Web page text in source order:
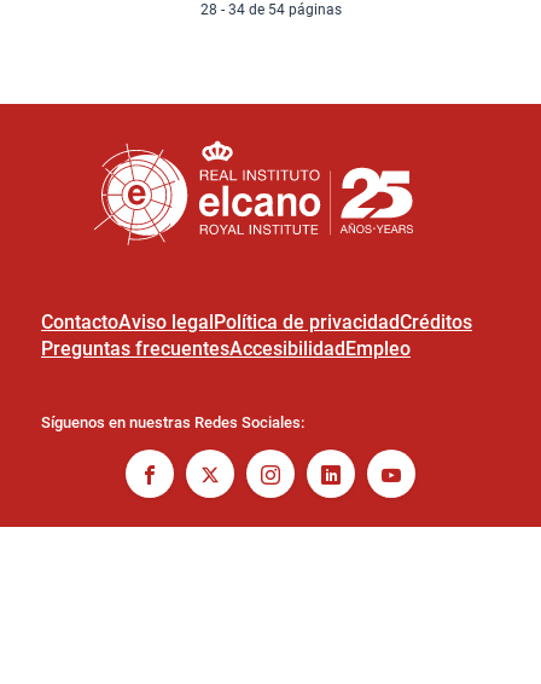
28 - 34 de 54 páginas
ContactoAviso legalPolítica de privacidadCréditos
Preguntas frecuentesAccesibilidadEmpleo
Síguenos en nuestras Redes Sociales: